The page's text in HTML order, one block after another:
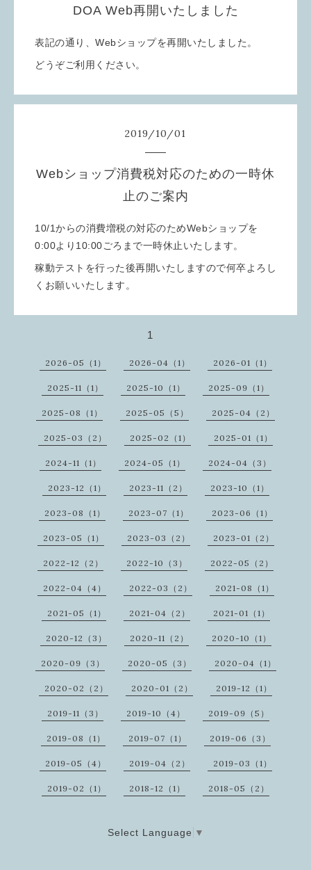
DOA Web再開いたしました
表記の通り、Webショップを再開いたしました。
どうぞご利用ください。
2019/10/01
Webショップ消費税対応のための一時休
止のご案内
10/1からの消費増税の対応のためWebショップを
0:00より10:00ごろまで一時休止いたします。
稼動テストを行った後再開いたしますので何卒よろし
くお願いいたします。
1
2026-05（1） 2026-04（1） 2026-01（1）
2025-11（1） 2025-10（1） 2025-09（1）
2025-08（1） 2025-05（5） 2025-04（2）
2025-03（2） 2025-02（1） 2025-01（1）
2024-11（1） 2024-05（1） 2024-04（3）
2023-12（1） 2023-11（2） 2023-10（1）
2023-08（1） 2023-07（1） 2023-06（1）
2023-05（1） 2023-03（2） 2023-01（2）
2022-12（2） 2022-10（3） 2022-05（2）
2022-04（4） 2022-03（2） 2021-08（1）
2021-05（1） 2021-04（2） 2021-01（1）
2020-12（3） 2020-11（2） 2020-10（1）
2020-09（3） 2020-05（3） 2020-04（1）
2020-02（2） 2020-01（2） 2019-12（1）
2019-11（3） 2019-10（4） 2019-09（5）
2019-08（1） 2019-07（1） 2019-06（3）
2019-05（4） 2019-04（2） 2019-03（1）
2019-02（1） 2018-12（1） 2018-05（2）
Select Language ▼